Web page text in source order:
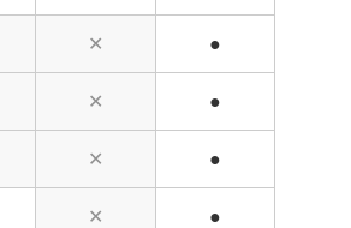
✕ ●
✕ ●
✕ ●
✕ ●